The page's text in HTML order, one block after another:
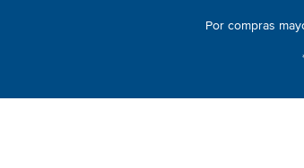
Por compras